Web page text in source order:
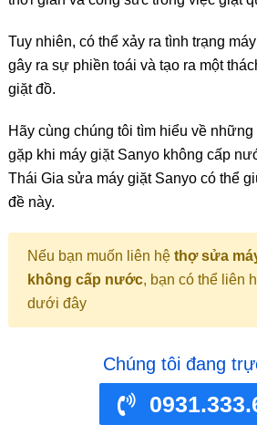
Tuy nhiên, có thể xảy ra tình trạng
gây ra sự phiền toái và tạo ra một
giặt đồ.
Hãy cùng chúng tôi tìm hiểu về
gặp khi máy giặt Sanyo không cấp
Thái Gia sửa máy giặt Sanyo có thể
đề này.
Nếu bạn muốn liên hệ thợ sửa
không cấp nước, bạn có thể liên
dưới đây
Chúng tôi đang